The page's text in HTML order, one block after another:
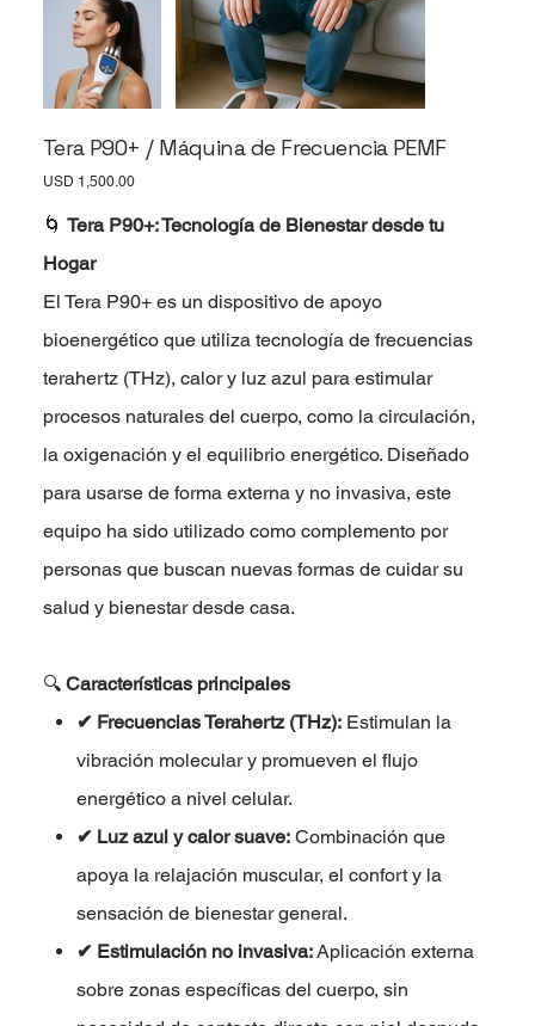
Tera P90+ / Máquina de Frecuencia PEMF
Precio
USD 1,500.00
🌀 Tera P90+: Tecnología de Bienestar desde tu
Hogar
El Tera P90+ es un dispositivo de apoyo
bioenergético que utiliza tecnología de frecuencias
terahertz (THz), calor y luz azul para estimular
procesos naturales del cuerpo, como la circulación,
la oxigenación y el equilibrio energético. Diseñado
para usarse de forma externa y no invasiva, este
equipo ha sido utilizado como complemento por
personas que buscan nuevas formas de cuidar su
salud y bienestar desde casa.
🔍 Características principales
✔ Frecuencias Terahertz (THz): Estimulan la
vibración molecular y promueven el flujo
energético a nivel celular.
✔ Luz azul y calor suave: Combinación que
apoya la relajación muscular, el confort y la
sensación de bienestar general.
✔ Estimulación no invasiva:Aplicación externa
sobre zonas específicas del cuerpo, sin